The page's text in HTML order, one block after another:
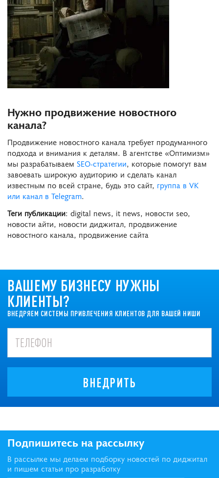
Нужно продвижение новостного
канала?
Продвижение новостного канала требует продуманного
подхода и внимания к деталям. В агентстве «Оптимизм»
мы разрабатываем SEO-стратегии, которые помогут вам
завоевать широкую аудиторию и сделать канал
известным по всей стране, будь это сайт, группа в VK
или канал в Telegram.
Теги публикации: digital news, it news, новости seo,
новости айти, новости диджитал, продвижение
новостного канала, продвижение сайта
ВАШЕМУ БИЗНЕСУ НУЖНЫ
КЛИЕНТЫ?
ВНЕДРЯЕМ СИСТЕМЫ ПРИВЛЕЧЕНИЯ КЛИЕНТОВ ДЛЯ ВАШЕЙ НИШИ
ВНЕДРИТЬ
Подпишитесь на рассылку
В рассылке мы делаем подборку новостей по диджитал
и пишем статьи про разработку